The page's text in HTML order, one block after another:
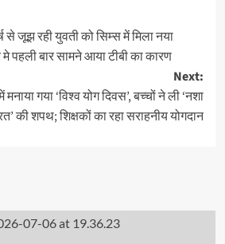
से जूझ रही युवती को सिम्स में मिला नया
पहली बार सामने आया टीबी का कारण
Next:
गया ‘विश्व योग दिवस’, बच्चों ने ली ‘नशा
की शपथ; शिक्षकों का रहा सराहनीय योगदान